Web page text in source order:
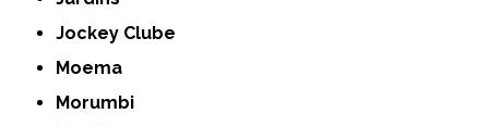
Jockey Clube
Moema
Morumbi